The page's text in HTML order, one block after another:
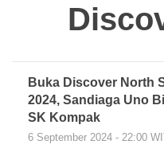
Buka Discover North
2024, Sandiaga Uno
SK Kompak
6 September 2024 - 22:00